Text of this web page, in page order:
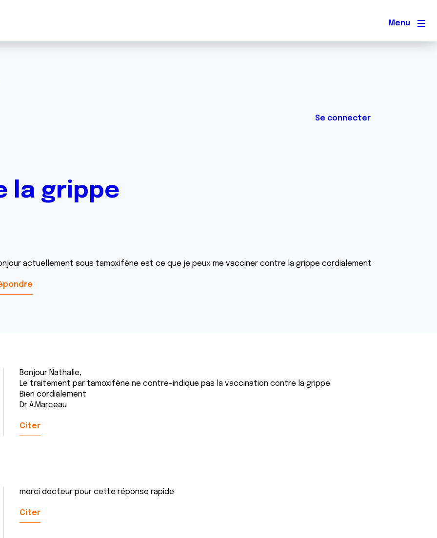
Menu
Se connecter
la grippe
actuellement sous tamoxifène est ce que je peux me vacciner contre la grippe cordialement
Bonjour Nathalie,
Le traitement par tamoxifène ne contre-indique pas la vaccination contre la grippe.
Bien cordialement
Dr A.Marceau
Citer
merci docteur pour cette réponse rapide
Citer